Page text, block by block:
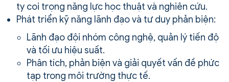
ty coi trọng năng lực học thuật và nghiên cứu.
Phát triển kỹ năng lãnh đạo và tư duy phản biện:
Lãnh đạo đội nhóm công nghệ, quản lý tiến độ
và tối ưu hiệu suất.
Phân tích, phản biện và giải quyết vấn đề phức
tạp trong môi trường thực tế.